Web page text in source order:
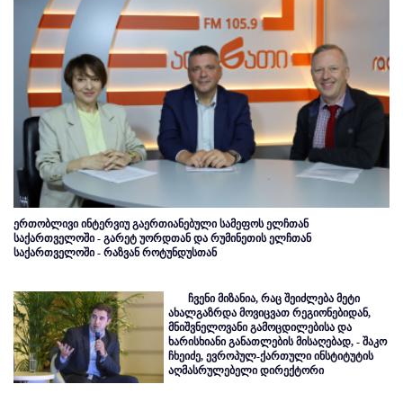
ერთობლივი ინტერვიუ გაერთიანებული სამეფოს ელჩთან
საქართველოში - გარეტ უორდთან და რუმინეთის ელჩთან
საქართველოში - რაზვან როტუნდუსთან
ჩვენი მიზანია, რაც შეიძლება მეტი
ახალგაზრდა მოვიცვათ რეგიონებიდან,
მნიშვნელოვანი გამოცდილებისა და
ხარისხიანი განათლების მისაღებად, - შაკო
ჩხეიძე, ევროპულ-ქართული ინსტიტუტის
აღმასრულებელი დირექტორი